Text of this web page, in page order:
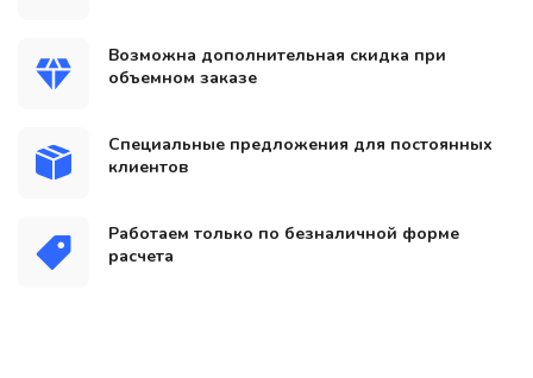
Возможна дополнительная скидка при
объемном заказе
Специальные предложения для постоянных
клиентов
Работаем только по безналичной форме
расчета